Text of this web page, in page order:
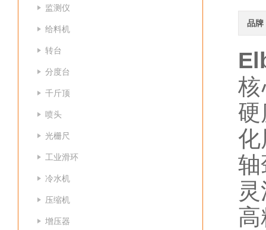
监测仪
给料机
转台
分度台
千斤顶
喷头
光栅尺
工业滑环
冷水机
压缩机
增压器
品牌
硬
化
轴